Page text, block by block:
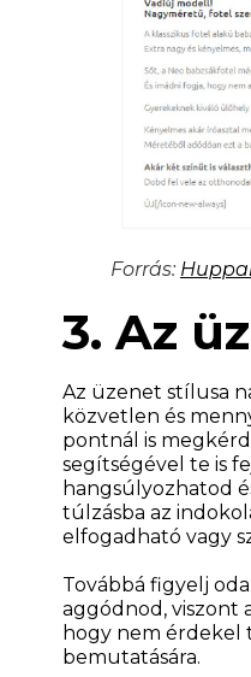
Forrás:
3. Az
Az üzenet stílusa
közvetlen és
pontnál is
segítségével te is
hangsúlyozhatod
túlzásba az
elfogadható vagy
Továbbá figyelj
aggódnod, viszont
hogy nem érdekel
bemutatására.